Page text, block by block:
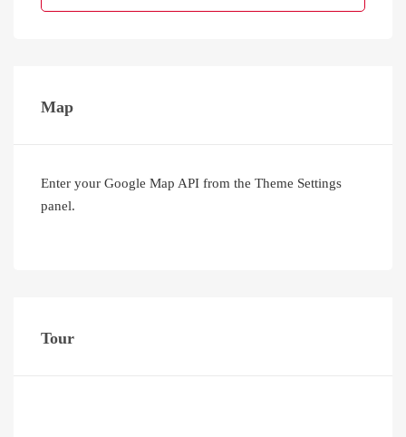
Map
Enter your Google Map API from the Theme Settings
panel.
Tour